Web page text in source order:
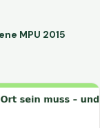
MPU 2015